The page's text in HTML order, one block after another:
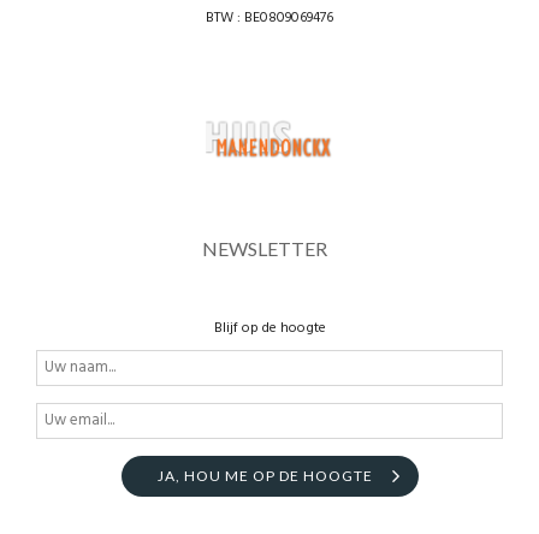
BTW : BE0809069476
NEWSLETTER
Blijf op de hoogte
JA, HOU ME OP DE HOOGTE